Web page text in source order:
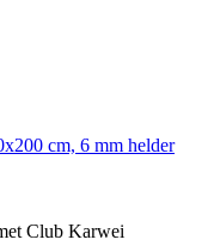
cm, 6 mm helder
Club Karwei